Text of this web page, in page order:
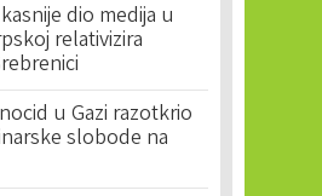
dio medija u
relativizira
u Gazi razotkrio
slobode na